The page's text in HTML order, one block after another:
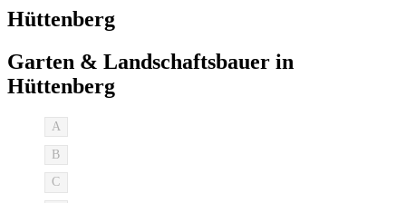
Hüttenberg
Garten & Landschaftsbauer in
Hüttenberg
A
B
C